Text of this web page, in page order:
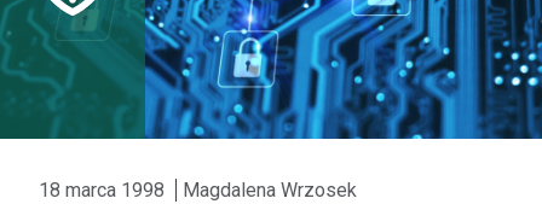
18 marca 1998
Magdalena Wrzosek